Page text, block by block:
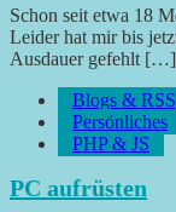
Schon seit etwa 18
Leider hat mir bis
Ausdauer gefehlt […]
Blogs & RSS
Persönliches
PHP & JS
PC aufrüsten